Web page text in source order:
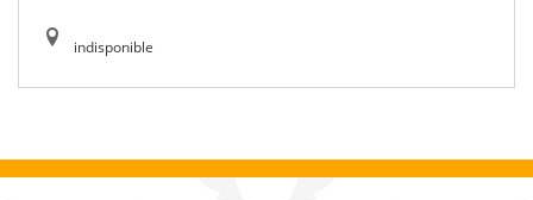
indisponible